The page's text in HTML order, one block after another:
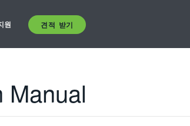
원 견적 받기
Manual